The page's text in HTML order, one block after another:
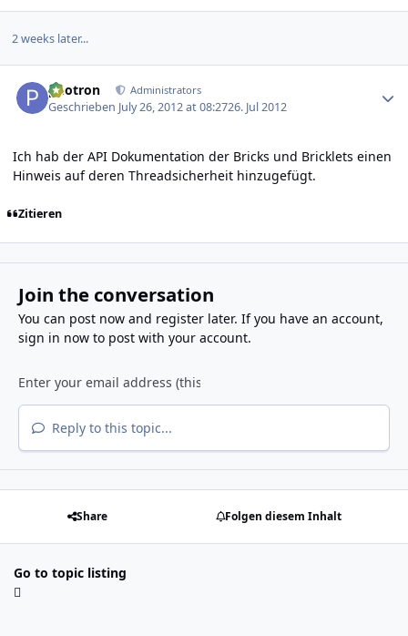
2 weeks later...
photron Administrators
Geschrieben July 26, 2012 at 08:2726. Jul 2012
Ich hab der API Dokumentation der Bricks und Bricklets einen
Hinweis auf deren Threadsicherheit hinzugefügt.
Zitieren
Join the conversation
You can post now and register later. If you have an account,
sign in nowto post with your account.
Reply to this topic...
Share Folgen diesem Inhalt
Go to topic listing